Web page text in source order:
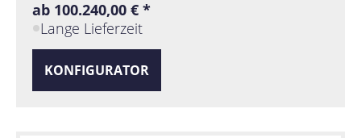
ab 100.240,00 € *
Lange Lieferzeit
KONFIGURATOR